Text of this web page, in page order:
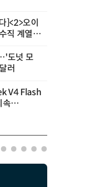
]<2>오이
직 계열
도넛 모
러
V4 Flash
속